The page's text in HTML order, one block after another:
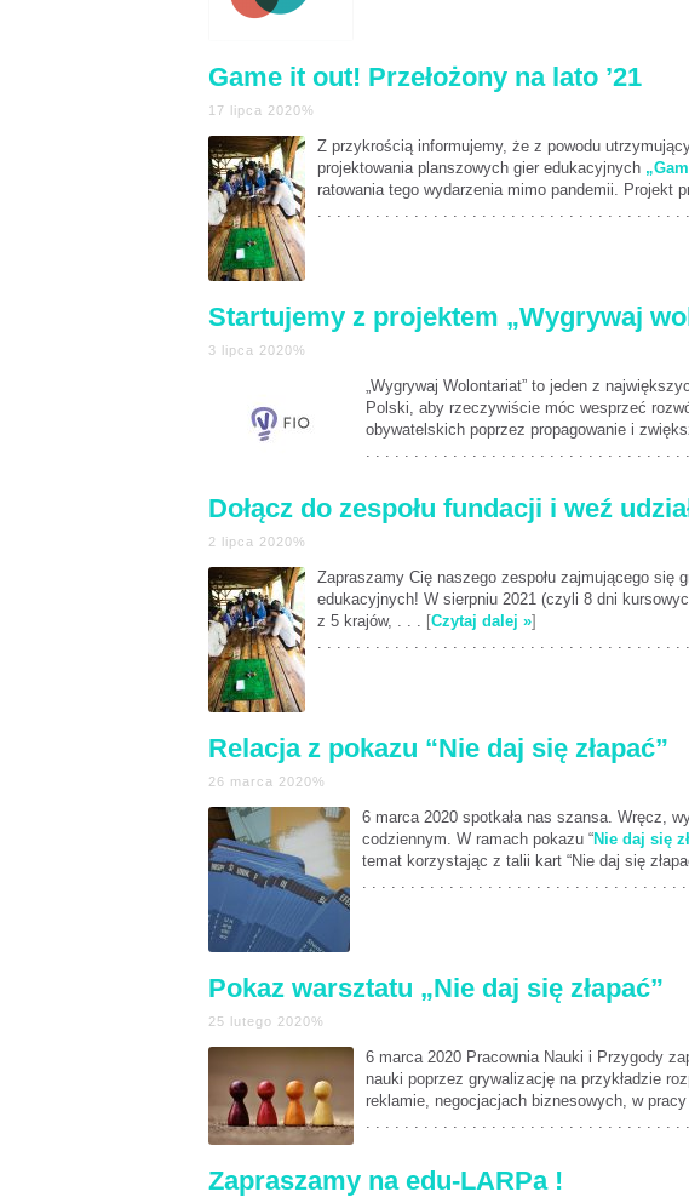
Game it out! Przełożony na lato ’21
17 lipca 2020%
Z przykrością informujemy, że z powodu
projektowania planszowych gier edukacyjnych
ratowania tego wydarzenia mimo pandemii. Projekt
. . . . . . . . . . . . . . . . . . . . . . . . . . . . . . . . . . . . .
Startujemy z projektem „Wygrywaj
3 lipca 2020%
„Wygrywaj Wolontariat” to jeden z
Polski, aby rzeczywiście móc wesprzeć
obywatelskich poprzez propagowanie i
. . . . . . . . . . . . . . . . . . . . . . . . . . . . . . . .
Dołącz do zespołu fundacji i weź
2 lipca 2020%
Zapraszamy Cię naszego zespołu zajmującego się
edukacyjnych! W sierpniu 2021 (czyli 8 dni
z 5 krajów, . . . [Czytaj dalej »]
. . . . . . . . . . . . . . . . . . . . . . . . . . . . . . . . . . . . .
Relacja z pokazu “Nie daj się złapać”
26 marca 2020%
6 marca 2020 spotkała nas szansa. Wręcz,
codziennym. W ramach pokazu “Nie daj się
temat korzystając z talii kart “Nie daj się
. . . . . . . . . . . . . . . . . . . . . . . . . . . . . . . . .
Pokaz warsztatu „Nie daj się złapać”
25 lutego 2020%
6 marca 2020 Pracownia Nauki i Przygody
nauki poprzez grywalizację na przykładzie
reklamie, negocjacjach biznesowych, w
. . . . . . . . . . . . . . . . . . . . . . . . . . . . . . . .
Zapraszamy na edu-LARPa !